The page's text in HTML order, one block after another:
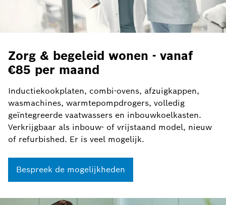
Zorg & begeleid wonen - vanaf
€85 per maand
Inductiekookplaten, combi-ovens, afzuigkappen,
wasmachines, warmtepompdrogers, volledig
geïntegreerde vaatwassers en inbouwkoelkasten.
Verkrijgbaar als inbouw- of vrijstaand model, nieuw
of refurbished. Er is veel mogelijk.
Bespreek de mogelijkheden